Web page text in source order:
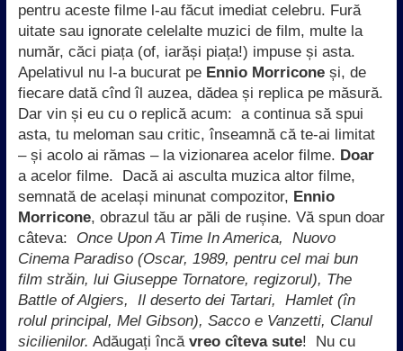
pentru aceste filme l-au făcut imediat celebru. Fură
uitate sau ignorate celelalte muzici de film, multe la
număr, căci piața (of, iarăși piața!) impuse și asta.
Apelativul nu l-a bucurat pe Ennio Morriconeși, de
fiecare dată cînd îl auzea, dădea și replica pe măsură.
Dar vin și eu cu o replică acum: a continua să spui
asta, tu meloman sau critic, înseamnă că te-ai limitat
– și acolo ai rămas – la vizionarea acelor filme. Doar
a acelor filme. Dacă ai asculta muzica altor filme,
semnată de același minunat compozitor, Ennio
Morricone, obrazul tău ar păli de rușine. Vă spun doar
câteva: Once Upon A Time In America, Nuovo
Cinema Paradiso (Oscar, 1989, pentru cel mai bun
film străin, lui Giuseppe Tornatore, regizorul), The
Battle of Algiers, Il deserto dei Tartari, Hamlet (în
rolul principal, Mel Gibson), Sacco e Vanzetti, Clanul
sicilienilor. Adăugați încă vreo cîteva sute! Nu cu